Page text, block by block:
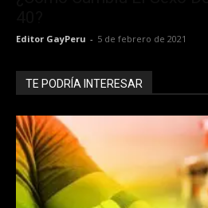
Editor GayPeru - 5 de febrero de 2021
TE PODRÍA INTERESAR